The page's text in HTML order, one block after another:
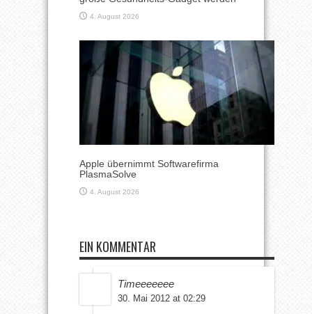
4. August 2026
Apple übernimmt Softwarefirma
PlasmaSolve
4. August 2026
EIN KOMMENTAR
Timeeeeeee
30. Mai 2012 at 02:29